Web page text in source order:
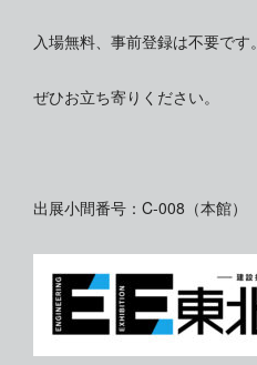
入場無料、事前登録は不要です。
ぜひお立ち寄りください。
出展小間番号：C-008（本館）